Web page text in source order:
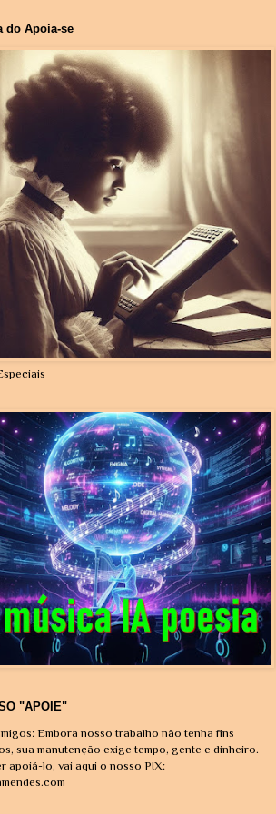
do Apoia-se
"APOIE"
Embora nosso trabalho não tenha fins
sua manutenção exige tempo, gente e dinheiro.
apoiá-lo, vai aqui o nosso PIX: